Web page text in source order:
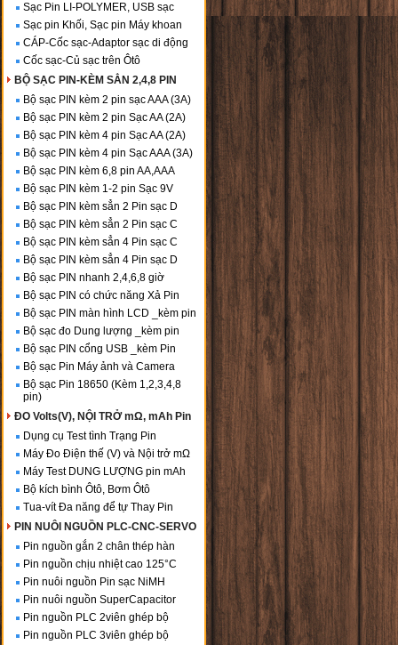
Sạc Pin LI-POLYMER, USB sạc
Sạc pin Khối, Sạc pin Máy khoan
CÁP-Cốc sạc-Adaptor sạc di động
Cốc sạc-Củ sạc trên Ôtô
BỘ SẠC PIN-KÈM SẲN 2,4,8 PIN
Bộ sạc PIN kèm 2 pin sạc AAA (3A)
Bộ sạc PIN kèm 2 pin Sạc AA (2A)
Bộ sạc PIN kèm 4 pin Sạc AA (2A)
Bộ sạc PIN kèm 4 pin Sạc AAA (3A)
Bộ sạc PIN kèm 6,8 pin AA,AAA
Bộ sạc PIN kèm 1-2 pin Sạc 9V
Bộ sạc PIN kèm sẳn 2 Pin sạc D
Bộ sạc PIN kèm sẳn 2 Pin sạc C
Bộ sạc PIN kèm sẳn 4 Pin sạc C
Bộ sạc PIN kèm sẳn 4 Pin sạc D
Bộ sạc PIN nhanh 2,4,6,8 giờ
Bộ sạc PIN có chức năng Xả Pin
Bộ sạc PIN màn hình LCD _kèm pin
Bộ sạc đo Dung lượng _kèm pin
Bộ sạc PIN cổng USB _kèm Pin
Bộ sạc Pin Máy ảnh và Camera
Bộ sạc Pin 18650 (Kèm 1,2,3,4,8
pin)
ĐO Volts(V), NỘI TRỞ mΩ, mAh Pin
Dụng cụ Test tình Trạng Pin
Máy Đo Điện thế (V) và Nội trở mΩ
Máy Test DUNG LƯỢNG pin mAh
Bộ kích bình Ôtô, Bơm Ôtô
Tua-vít Đa năng để tự Thay Pin
PIN NUÔI NGUỒN PLC-CNC-SERVO
Pin nguồn gắn 2 chân thép hàn
Pin nguồn chịu nhiệt cao 125°C
Pin nuôi nguồn Pin sạc NiMH
Pin nuôi nguồn SuperCapacitor
Pin nguồn PLC 2viên ghép bộ
Pin nguồn PLC 3viên ghép bộ